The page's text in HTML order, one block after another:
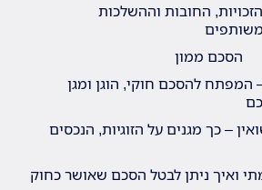
החובות וההשלכות
הסכם ממון
המפתח להסכם חוקי, הוגן ומגן
– כך מגנים על הזוגיות, הנכסים
ואיך ניתן לבטל הסכם שאושר כחוק